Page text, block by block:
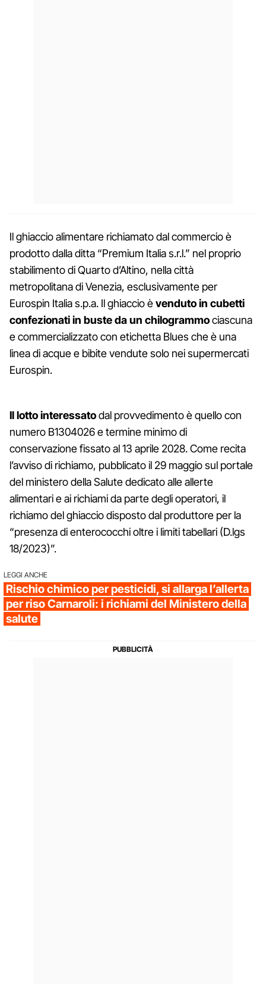
Il ghiaccio alimentare richiamato dal commercio è
prodotto dalla ditta “Premium Italia s.r.l.” nel proprio
stabilimento di Quarto d’Altino, nella città
metropolitana di Venezia, esclusivamente per
Eurospin Italia s.p.a. Il ghiaccio èvenduto in cubetti
confezionati in buste da un chilogrammociascuna
e commercializzato con etichetta Blues che è una
linea di acque e bibite vendute solo nei supermercati
Eurospin.
Il lotto interessatodal provvedimento è quello con
numero B1304026 e termine minimo di
conservazione fissato al 13 aprile 2028. Come recita
l’avviso di richiamo, pubblicato il 29 maggio sul portale
del ministero della Salute dedicato alle allerte
alimentari e ai richiami da parte degli operatori, il
richiamo del ghiaccio disposto dal produttore per la
“presenza di enterococchi oltre i limiti tabellari (D.lgs
18/2023)”.
LEGGI ANCHE
Rischio chimico per pesticidi, si allarga l’allerta
per riso Carnaroli: i richiami del Ministero della
salute